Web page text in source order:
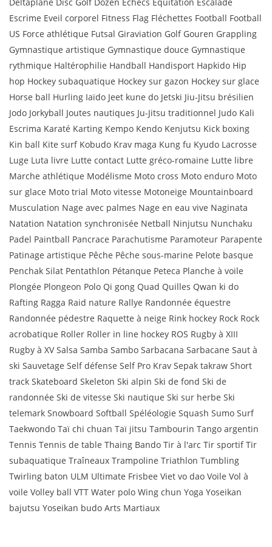
Escrime Eveil corporel Fitness Flag Fléchettes Football Football
US Force athlétique Futsal Giraviation Golf Gouren Grappling
Gymnastique artistique Gymnastique douce Gymnastique
rythmique Haltérophilie Handball Handisport Hapkido Hip
hop Hockey subaquatique Hockey sur gazon Hockey sur glace
Horse ball Hurling Iaïdo Jeet kune do Jetski Jiu-Jitsu brésilien
Jodo Jorkyball Joutes nautiques Ju-Jitsu traditionnel Judo Kali
Escrima Karaté Karting Kempo Kendo Kenjutsu Kick boxing
Kin ball Kite surf Kobudo Krav maga Kung fu Kyudo Lacrosse
Luge Luta livre Lutte contact Lutte gréco-romaine Lutte libre
Marche athlétique Modélisme Moto cross Moto enduro Moto
sur glace Moto trial Moto vitesse Motoneige Mountainboard
Musculation Nage avec palmes Nage en eau vive Naginata
Natation Natation synchronisée Netball Ninjutsu Nunchaku
Padel Paintball Pancrace Parachutisme Paramoteur Parapente
Patinage artistique Pêche Pêche sous-marine Pelote basque
Penchak Silat Pentathlon Pétanque Peteca Planche à voile
Plongée Plongeon Polo Qi gong Quad Quilles Qwan ki do
Rafting Ragga Raid nature Rallye Randonnée équestre
Randonnée pédestre Raquette à neige Rink hockey Rock Rock
acrobatique Roller Roller in line hockey ROS Rugby à XIII
Rugby à XV Salsa Samba Sambo Sarbacana Sarbacane Saut à
ski Sauvetage Self défense Self Pro Krav Sepak takraw Short
track Skateboard Skeleton Ski alpin Ski de fond Ski de
randonnée Ski de vitesse Ski nautique Ski sur herbe Ski
telemark Snowboard Softball Spéléologie Squash Sumo Surf
Taekwondo Taï chi chuan Taï jitsu Tambourin Tango argentin
Tennis Tennis de table Thaing Bando Tir à l'arc Tir sportif Tir
subaquatique Traîneaux Trampoline Triathlon Tumbling
Twirling baton ULM Ultimate Frisbee Viet vo dao Voile Vol à
voile Volley ball VTT Water polo Wing chun Yoga Yoseikan
bajutsu Yoseikan budo Arts Martiaux